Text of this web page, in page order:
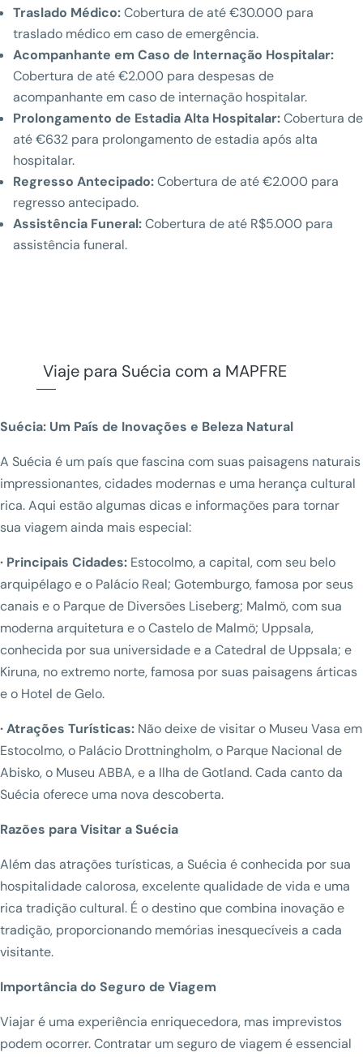
Traslado Médico:Cobertura de até €30.000 para
traslado médico em caso de emergência.
Acompanhante em Caso de Internação Hospitalar:
Cobertura de até €2.000 para despesas de
acompanhante em caso de internação hospitalar.
Prolongamento de Estadia Alta Hospitalar:Cobertura de
até €632 para prolongamento de estadia após alta
hospitalar.
Regresso Antecipado:Cobertura de até €2.000 para
regresso antecipado.
Assistência Funeral:Cobertura de até R$5.000 para
assistência funeral.
Viaje para Suécia com a MAPFRE
Suécia: Um País de Inovações e Beleza Natural
A Suécia é um país que fascina com suas paisagens naturais
impressionantes, cidades modernas e uma herança cultural
rica. Aqui estão algumas dicas e informações para tornar
sua viagem ainda mais especial:
· Principais Cidades: Estocolmo, a capital, com seu belo
arquipélago e o Palácio Real; Gotemburgo, famosa por seus
canais e o Parque de Diversões Liseberg; Malmö, com sua
moderna arquitetura e o Castelo de Malmö; Uppsala,
conhecida por sua universidade e a Catedral de Uppsala; e
Kiruna, no extremo norte, famosa por suas paisagens árticas
e o Hotel de Gelo.
· Atrações Turísticas: Não deixe de visitar o Museu Vasa em
Estocolmo, o Palácio Drottningholm, o Parque Nacional de
Abisko, o Museu ABBA, e a Ilha de Gotland. Cada canto da
Suécia oferece uma nova descoberta.
Razões para Visitar a Suécia
Além das atrações turísticas, a Suécia é conhecida por sua
hospitalidade calorosa, excelente qualidade de vida e uma
rica tradição cultural. É o destino que combina inovação e
tradição, proporcionando memórias inesquecíveis a cada
visitante.
Importância do Seguro de Viagem
Viajar é uma experiência enriquecedora, mas imprevistos
podem ocorrer. Contratar um seguro de viagem é essencial